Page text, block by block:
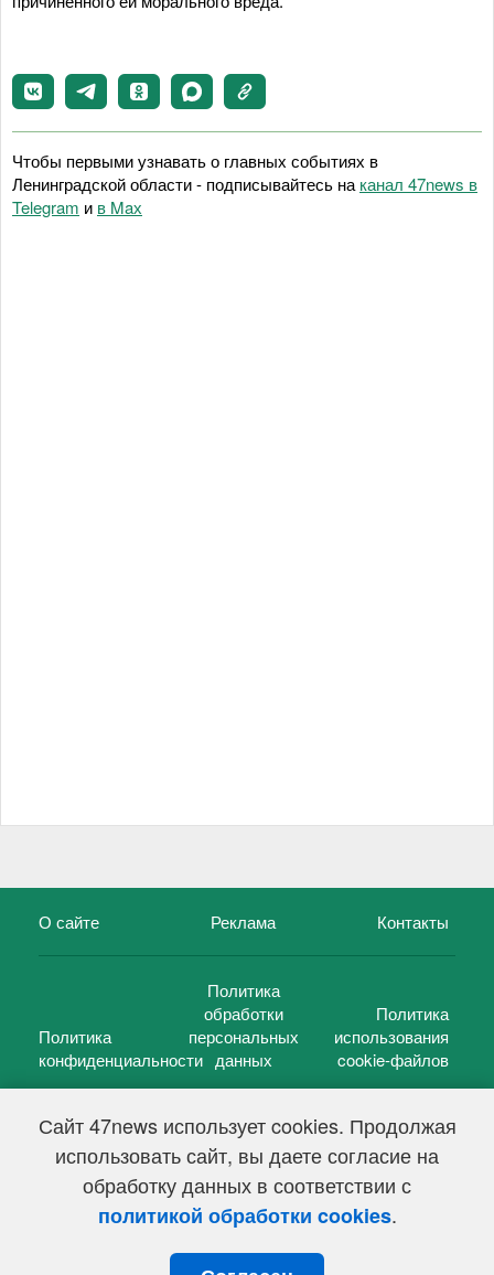
Сайт 47news использует cookies. Продолжая
использовать сайт, вы даете согласие на
обработку данных в соответствии с
политикой обработки cookies.
Чтобы первыми узнавать о главных событиях в
Ленинградской области - подписывайтесь на канал 47news в
Telegram и в Maх
О сайте Реклама Контакты
Политика
конфиденциальности
Политика
обработки
персональных
данных
Политика
использования
cookie-файлов
47 новостей (47 news)2005 — 2026 г.
Свидетельство о регистрации СМИ Эл № ФС 77-39848, выдано
Федеральной службой по надзору в сфере связи,
информационных технологий и массовых коммуникаций